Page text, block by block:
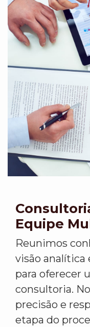
Equipe
Reunimos
visão analítica
para oferecer
consultoria.
precisão e
etapa do